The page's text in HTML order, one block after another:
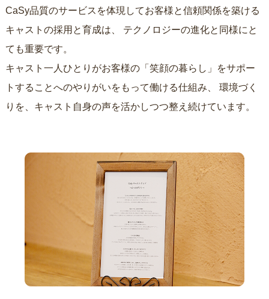
CaSy品質のサービスを体現してお客様と信頼関係を築ける
キャストの採用と育成は、
ても重要です。
キャスト一人ひとりがお客様の「笑顔の暮らし」をサポー
トすることへのやりがいをもって働ける仕組み、
りを、キャスト自身の声を活かしつつ整え続けています。